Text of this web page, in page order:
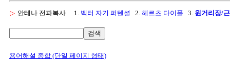
▷ 안테나 전파복사 1. 벡터 자기 퍼텐셜 2. 헤르츠 다이폴 3. 원거리장/
검색
용어해설 종합 (단일 페이지 형태)